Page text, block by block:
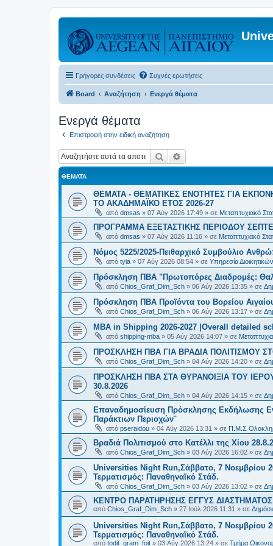
Γρήγορες συνδέσεις Συχνές ερωτήσεις
Board Αναζήτηση Ενεργά θέματα
Ενεργά θέματα
Επιστροφή στην ειδική αναζήτηση
Αναζήτηση
ΘΈΜΑΤΑ
ΘΕΜΑΤΑ - ΘΕΜΑΤΙΚΕΣ ΕΝΟΤΗΤΕΣ ΓΙΑ
ΤΟ ΑΚΑΔΗΜΑΪΚΟ ΕΤΟΣ 2026-27
από dmsas » 07 Αύγ 2026 17:49 » σε Μεταπτυχιακό
ΠΡΟΓΡΑΜΜΑ ΕΞΕΤΑΣΤΙΚΗΣ ΠΕΡΙΟΔΟΥ
από dmsas » 07 Αύγ 2026 11:16 » σε Μεταπτυχιακό
Νόμος 5225/2025-Πειθαρχικό Συμβούλιο
από tyia » 07 Αύγ 2026 08:54 » σε Υπηρεσία
Πρόσκληση ΠΒΑ "Πρωτοπόρες Διαδρομές:
από Chios_Graf_Dim_Sch » 06 Αύγ 2026 13:35 » σε
Πρόσκληση ΠΒΑ Προϊόντα του Βορείου
από Chios_Graf_Dim_Sch » 06 Αύγ 2026 13:17 » σε
MBA in Shipping 2026-2027 |Overall detailed
από shipping-mba » 05 Αύγ 2026 14:07 » σε
ΠΡΟΣΚΛΗΣΗ ΠΒΑ ΓΙΑ ΒΡΑΔΙΑ ΠΟΛΙΤΙΣΜΟΥ
από Chios_Graf_Dim_Sch » 04 Αύγ 2026 14:20 » σε
ΠΡΟΣΚΛΗΣΗ ΠΒΑ ΣΤΑ ΘΥΡΑΝΟΙΞΙΑ ΤΟΥ
30.8.2026
από Chios_Graf_Dim_Sch » 04 Αύγ 2026 14:15 » σε
Επαναδημοσίευση Πρόσκλησης Εκδήλωσης
Παράκτιων Περιοχών¨
από pseraidou » 04 Αύγ 2026 13:31 » σε Π.Μ.Σ
Βραδιά Πολιτισμού στο Κατέλλι της Χίου
από Chios_Graf_Dim_Sch » 03 Αύγ 2026 16:02 » σε
Universities Night Run,Σάββατο, 7 Νοεμβρίου
Τερματισμός: Παναθηναϊκό Στάδ.
από Chios_Graf_Dim_Sch » 03 Αύγ 2026 13:02 » σε
ΚΕΝΤΡΟ ΠΑΡΑΤΗΡΗΣΗΣ ΕΓΓΥΣ ΔΙΑΣΤΗΜΑΤΟΣ
από Chios_Graf_Dim_Sch » 27 Ιούλ 2026 11:31 » σε
Universities Night Run,Σάββατο, 7 Νοεμβρίου
Τερματισμός: Παναθηναϊκό Στάδ.
από todit_gram_foit » 03 Αύγ 2026 13:24 » σε Τμήμα